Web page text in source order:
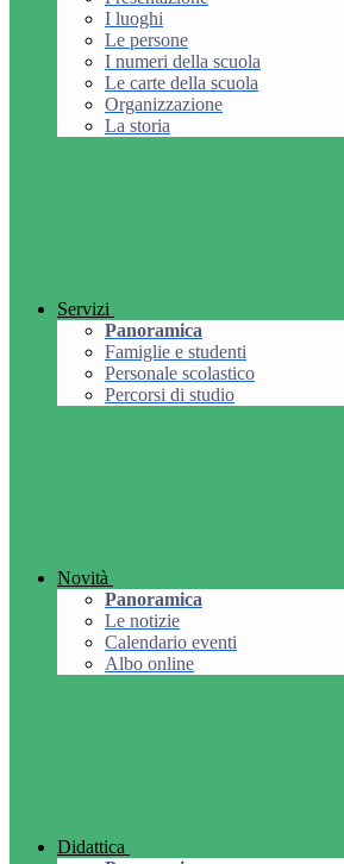
I luoghi
Le persone
I numeri della scuola
Le carte della scuola
Organizzazione
La storia
Servizi
Panoramica
Famiglie e studenti
Personale scolastico
Percorsi di studio
Novità
Panoramica
Le notizie
Calendario eventi
Albo online
Didattica